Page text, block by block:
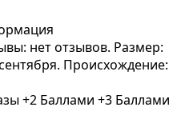
нет отзывов. Размер:
Происхождение:
+2 Баллами +3 Баллами